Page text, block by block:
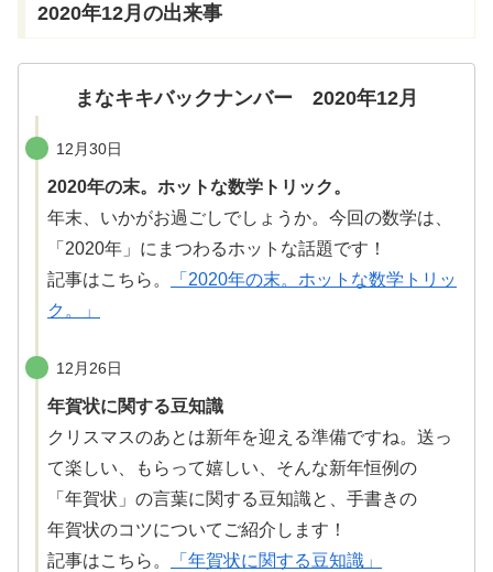
2020年12月 の出来事
まなキキバックナンバー 2020年12月
12月30日
2020年の末。ホットな数学トリック。
年末、いかがお過ごしでしょうか。今回の数学は、
「2020年」にまつわるホットな話題です！
記事はこちら。
「2020年の末。ホットな数学トリッ
ク。」
12月26日
年賀状に関する豆知識
クリスマスのあとは新年を迎 える準備ですね。送っ
て楽しい、もらって嬉しい、そんな新年恒例の
「 年賀状 」の言葉に関する豆知識と、手書きの
年賀状のコツについてご紹介 します！
記事はこちら。
「年賀状に関する豆知識」